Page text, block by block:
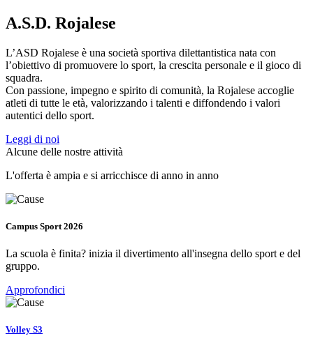
A.S.D. Rojalese
L’ASD Rojalese è una società sportiva dilettantistica nata con
l’obiettivo di promuovere lo sport, la crescita personale e il gioco di
squadra.
Con passione, impegno e spirito di comunità, la Rojalese accoglie
atleti di tutte le età, valorizzando i talenti e diffondendo i valori
autentici dello sport.
Leggi di noi
Alcune delle nostre attività
L'offerta è ampia e si arricchisce di anno in anno
Campus Sport 2026
La scuola è finita? inizia il divertimento all'insegna dello sport e del
gruppo.
Approfondici
Volley S3